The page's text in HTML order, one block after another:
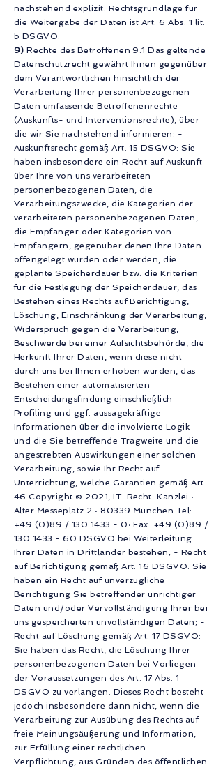
nachstehend explizit. Rechtsgrundlage für
die Weitergabe der Daten ist Art. 6 Abs. 1 lit.
b DSGVO.
9) Rechte des Betroffenen 9.1 Das geltende
Datenschutzrecht gewährt Ihnen gegenüber
dem Verantwortlichen hinsichtlich der
Verarbeitung Ihrer personenbezogenen
Daten umfassende Betroffenenrechte
(Auskunfts- und Interventionsrechte), über
die wir Sie nachstehend informieren: -
Auskunftsrecht gemäß Art. 15 DSGVO: Sie
haben insbesondere ein Recht auf Auskunft
über Ihre von uns verarbeiteten
personenbezogenen Daten, die
Verarbeitungszwecke, die Kategorien der
verarbeiteten personenbezogenen Daten,
die Empfänger oder Kategorien von
Empfängern, gegenüber denen Ihre Daten
offengelegt wurden oder werden, die
geplante Speicherdauer bzw. die Kriterien
für die Festlegung der Speicherdauer, das
Bestehen eines Rechts auf Berichtigung,
Löschung, Einschränkung der Verarbeitung,
Widerspruch gegen die Verarbeitung,
Beschwerde bei einer Aufsichtsbehörde, die
Herkunft Ihrer Daten, wenn diese nicht
durch uns bei Ihnen erhoben wurden, das
Bestehen einer automatisierten
Entscheidungsfindung einschließlich
Profiling und ggf. aussagekräftige
Informationen über die involvierte Logik
und die Sie betreffende Tragweite und die
angestrebten Auswirkungen einer solchen
Verarbeitung, sowie Ihr Recht auf
Unterrichtung, welche Garantien gemäß Art.
46 Copyright © 2021, IT-Recht-Kanzlei ·
Alter Messeplatz 2 · 80339 München Tel:
+49 (0)89 / 130 1433 - 0 · Fax: +49 (0)89 /
130 1433 - 60 DSGVO bei Weiterleitung
Ihrer Daten in Drittländer bestehen; - Recht
auf Berichtigung gemäß Art. 16 DSGVO: Sie
haben ein Recht auf unverzügliche
Berichtigung Sie betreffender unrichtiger
Daten und/oder Vervollständigung Ihrer bei
uns gespeicherten unvollständigen Daten; -
Recht auf Löschung gemäß Art. 17 DSGVO:
Sie haben das Recht, die Löschung Ihrer
personenbezogenen Daten bei Vorliegen
der Voraussetzungen des Art. 17 Abs. 1
DSGVO zu verlangen. Dieses Recht besteht
jedoch insbesondere dann nicht, wenn die
Verarbeitung zur Ausübung des Rechts auf
freie Meinungsäußerung und Information,
zur Erfüllung einer rechtlichen
Verpflichtung, aus Gründen des öffentlichen